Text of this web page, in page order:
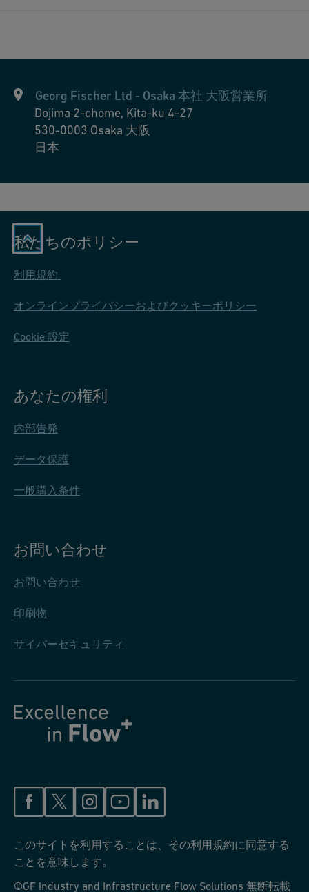
率を向上し、ポンピングのエネルギー消費を減らします。その
柔軟性により、複雑なレイアウトでの取り扱いや設置が容易
で、スケーリングやバイオフィルムの成長に対する耐性を持っ
ており、一貫したパフォーマンスと水質を確保します。さら
せて設計されたさまざまな材料で提供されており、多様な産業
り、人手の労働とリソースの使用が削減され、向上した規制順
守と拡張性により変更適応が簡素化されます。他のシステムと
の統合により、運用が合理化され、コストが削減され、セキュ
リティが向上します。
Georg Fischer Ltd - Osaka 本社 大阪営業所
Dojima 2-chome, Kita-ku 4-27
530-0003 Osaka 大阪
日本
私たちのポリシー
利用規約
オンラインプライバシーおよびクッキーポリシー
Cookie 設定
あなたの権利
内部告発
データ保護
一般購入条件
お問い合わせ
お問い合わせ
印刷物
サイバーセキュリティ
このサイトを利用することは、その利用規約に同意する
ことを意味します。
©GF Industry and Infrastructure Flow Solutions 無断転載